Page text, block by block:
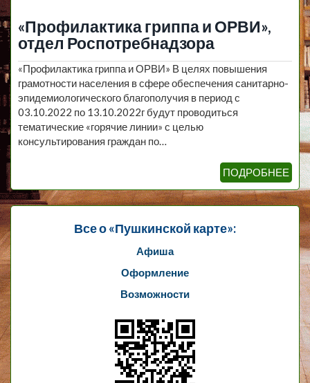
«Профилактика гриппа и ОРВИ»,
отдел Роспотребнадзора
«Профилактика гриппа и ОРВИ» В целях повышения
грамотности населения в сфере обеспечения санитарно-
эпидемиологического благополучия в период с
03.10.2022 по 13.10.2022г будут проводиться
тематические «горячие линии» с целью
консультирования граждан по…
ПОДРОБНЕЕ
Все о «Пушкинской карте»:
Афиша
Оформление
Возможности